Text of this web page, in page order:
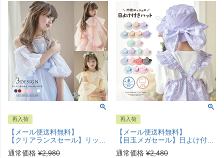
再入荷
【メール便送料無料】
【クリアランスセール】リッチ映え！ ふわふわつけ袖 キッズドレス ドレス フォーマル レース フリル リボン チュール 付け袖 アームカバー ノースリーブドレス用 キャサリンコテージ YUP12《メール便優先商品》
通常価格 ¥2,980
再入荷
【メール便送料無料】
【目玉メガセール】日よけ付きハット リボン UV対策 撥水 バケットハット カジュアル 帽子 キャサリンコテージ YUP12《メール便優先商品》
通常価格 ¥2,480